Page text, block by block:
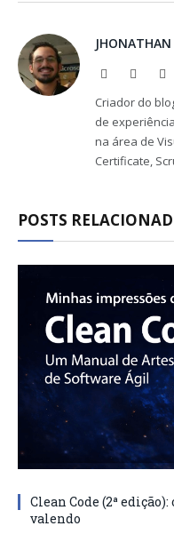
JHONATHAN
Website
Criador do
de
na área de
Certificate,
POSTS
Clean Code (2ª
valendo